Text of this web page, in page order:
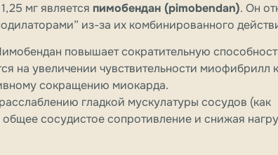
мг является пимобендан (pimobendan). Он
из-за их комбинированного
повышает сократительную
на увеличении чувствительности миофибрилл
сокращению миокарда.
гладкой мускулатуры сосудов (как
сосудистое сопротивление и снижая